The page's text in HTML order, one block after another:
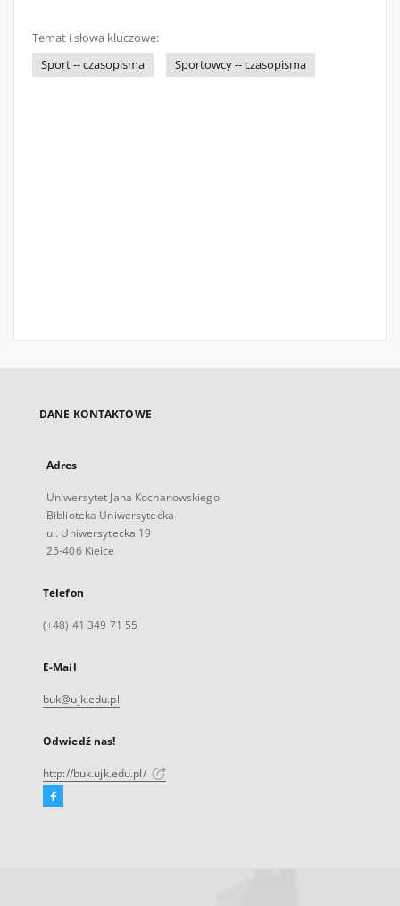
Temat i słowa kluczowe:
Sport -- czasopisma
Sportowcy -- czasopisma
DANE KONTAKTOWE
Adres
Uniwersytet Jana Kochanowskiego
Biblioteka Uniwersytecka
ul. Uniwersytecka 19
25-406 Kielce
Telefon
(+48) 41 349 71 55
E-Mail
buk@ujk.edu.pl
Odwiedź nas!
http://buk.ujk.edu.pl/
Facebook